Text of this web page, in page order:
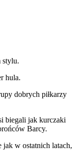
stylu.
hula.
dobrych piłkarzy
biegali jak kurczaki
Barcy.
w ostatnich latach,